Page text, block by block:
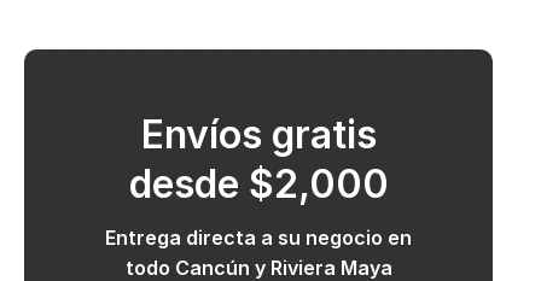
Envíos gratis
desde $2,000
Entrega directa a su negocio en
todo Cancún y Riviera Maya